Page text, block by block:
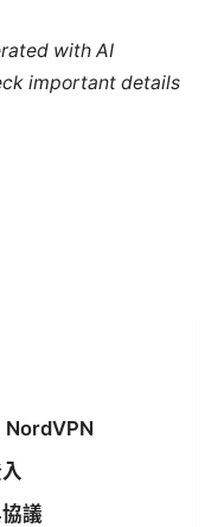
with AI
important details
NordVPN
議